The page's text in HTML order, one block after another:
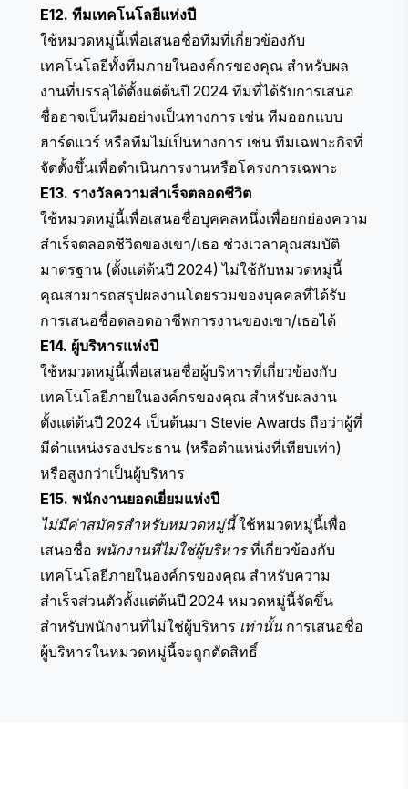
E12. ทีมเทคโนโลยีแห่งปี
ใช้หมวดหมู่นี้เพื่อเสนอชื่อทีมที่เกี่ยวข้องกับ
เทคโนโลยีทั้งทีมภายในองค์กรของคุณ สำหรับผล
งานที่บรรลุได้ตั้งแต่ต้นปี 2024 ทีมที่ได้รับการเสนอ
ชื่ออาจเป็นทีมอย่างเป็นทางการ เช่น ทีมออกแบบ
ฮาร์ดแวร์ หรือทีมไม่เป็นทางการ เช่น ทีมเฉพาะกิจที่
จัดตั้งขึ้นเพื่อดำเนินการงานหรือโครงการเฉพาะ
E13. รางวัลความสำเร็จตลอดชีวิต
ใช้หมวดหมู่นี้เพื่อเสนอชื่อบุคคลหนึ่งเพื่อยกย่องความ
สำเร็จตลอดชีวิตของเขา/เธอ ช่วงเวลาคุณสมบัติ
มาตรฐาน (ตั้งแต่ต้นปี 2024) ไม่ใช้กับหมวดหมู่นี้
คุณสามารถสรุปผลงานโดยรวมของบุคคลที่ได้รับ
การเสนอชื่อตลอดอาชีพการงานของเขา/เธอได้
E14. ผู้บริหารแห่งปี
ใช้หมวดหมู่นี้เพื่อเสนอชื่อผู้บริหารที่เกี่ยวข้องกับ
เทคโนโลยีภายในองค์กรของคุณ สำหรับผลงาน
ตั้งแต่ต้นปี 2024 เป็นต้นมา Stevie Awards ถือว่าผู้ที่
มีตำแหน่งรองประธาน (หรือตำแหน่งที่เทียบเท่า)
หรือสูงกว่าเป็นผู้บริหาร
E15. พนักงานยอดเยี่ยมแห่งปี
ไม่มีค่าสมัครสำหรับหมวดหมู่นี้ใช้หมวดหมู่นี้เพื่อ
เสนอชื่อ พนักงานที่ไม่ใช่ผู้บริหารที่เกี่ยวข้องกับ
เทคโนโลยีภายในองค์กรของคุณ สำหรับความ
สำเร็จส่วนตัวตั้งแต่ต้นปี 2024 หมวดหมู่นี้จัดขึ้น
สำหรับพนักงานที่ไม่ใช่ผู้บริหาร เท่านั้น การเสนอชื่อ
ผู้บริหารในหมวดหมู่นี้จะถูกตัดสิทธิ์